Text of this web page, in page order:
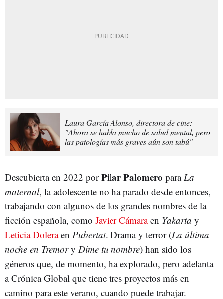
Laura García Alonso, directora de cine:
"Ahora se habla mucho de salud mental, pero
las patologías más graves aún son tabú"
Descubierta en 2022 porPilar Palomero para La
maternal, la adolescente no ha parado desde entonces,
trabajando con algunos de los grandes nombres de la
ficción española, como Javier Cámaraen Yakarta y
Leticia Doleraen Pubertat. Drama y terror (La última
noche en Tremory Dime tu nombre) han sido los
géneros que, de momento, ha explorado, pero adelanta
a Crónica Global que tiene tres proyectos más en
camino para este verano, cuando puede trabajar.